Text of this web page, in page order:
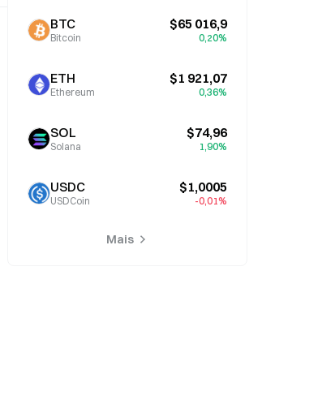
BTC
Bitcoin
$65 016,9
0,20%
ETH
Ethereum
$1 921,07
0,36%
SOL
Solana
$74,96
1,90%
USDC
USDCoin
$1,0005
-0,01%
Mais